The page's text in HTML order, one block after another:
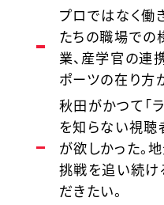
プロではなく働
たちの職場での
業、産学官の連
ポーツの在り方
秋田がかつて「
を知らない視
が欲しかった。
挑戦を追い続け
だきたい。